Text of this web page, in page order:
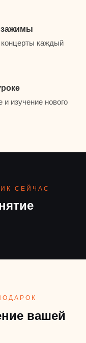
зажимы
каждый
и изучение нового
СЕЙЧАС
вашей